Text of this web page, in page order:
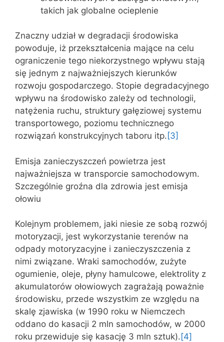
takich jak globalne ocieplenie
Znaczny udział w degradacji środowiska
powoduje, iż przekształcenia mające na celu
ograniczenie tego niekorzystnego wpływu stają
się jednym z najważniejszych kierunków
rozwoju gospodarczego. Stopie degradacyjnego
wpływu na środowisko zależy od technologii,
natężenia ruchu, struktury gałęziowej systemu
transportowego, poziomu technicznego
rozwiązań konstrukcyjnych taboru itp. [3]
Emisja zanieczyszczeń powietrza jest
najważniejsza w transporcie samochodowym.
Szczególnie groźna dla zdrowia jest emisja
ołowiu
Kolejnym problemem, jaki niesie ze sobą rozwój
motoryzacji, jest wykorzystanie terenów na
odpady motoryzacyjne i zanieczyszczenia z
nimi związane. Wraki samochodów, zużyte
ogumienie, oleje, płyny hamulcowe, elektrolity z
akumulatorów ołowiowych zagrażają poważnie
środowisku, przede wszystkim ze względu na
skalę zjawiska (w 1990 roku w Niemczech
oddano do kasacji 2 mln samochodów, w 2000
roku przewiduje się kasację 3 mln sztuk). [4]